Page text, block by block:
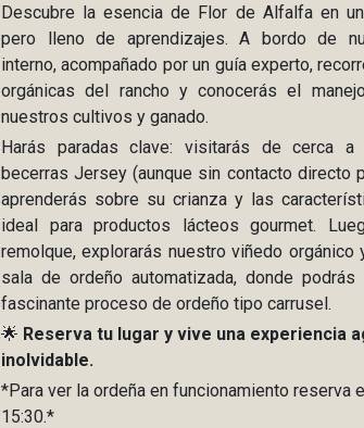
Descubre la esencia de Flor de Alfalfa en
pero lleno de aprendizajes. A bordo de
interno, acompañado por un guía experto,
orgánicas del rancho y conocerás el
nuestros cultivos y ganado.
Harás paradas clave: visitarás de cerca a
becerras Jersey (aunque sin contacto directo
aprenderás sobre su crianza y las
ideal para productos lácteos gourmet.
remolque, explorarás nuestro viñedo orgánico
sala de ordeño automatizada, donde
fascinante proceso de ordeño tipo carrusel.
🌟 Reserva tu lugar y vive una experiencia
inolvidable.
*Para ver la ordeña en funcionamiento reserva
15:30.*